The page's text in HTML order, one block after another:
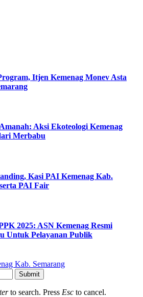
Itjen Kemenag Monev Asta
Aksi Ekoteologi Kemenag
Merbabu
Kasi PAI Kemenag Kab.
PAI Fair
2025: ASN Kemenag Resmi
Untuk Pelayanan Publik
Kab. Semarang
Submit
to search. Press Esc to cancel.